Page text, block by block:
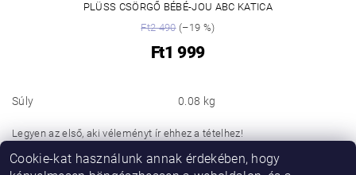
PLÜSS CSÖRGŐ BÉBÉ-JOU ABC KATICA
Ft2 490(–19 %)
Ft1 999
Súly 0.08 kg
Legyen az első, aki véleményt ír ehhez a tételhez!
Hozzászólás hozzáadása
Cookie-kat használunk annak érdekében, hogy